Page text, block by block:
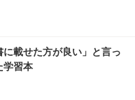
載せた方が良い」と言っ
学習本